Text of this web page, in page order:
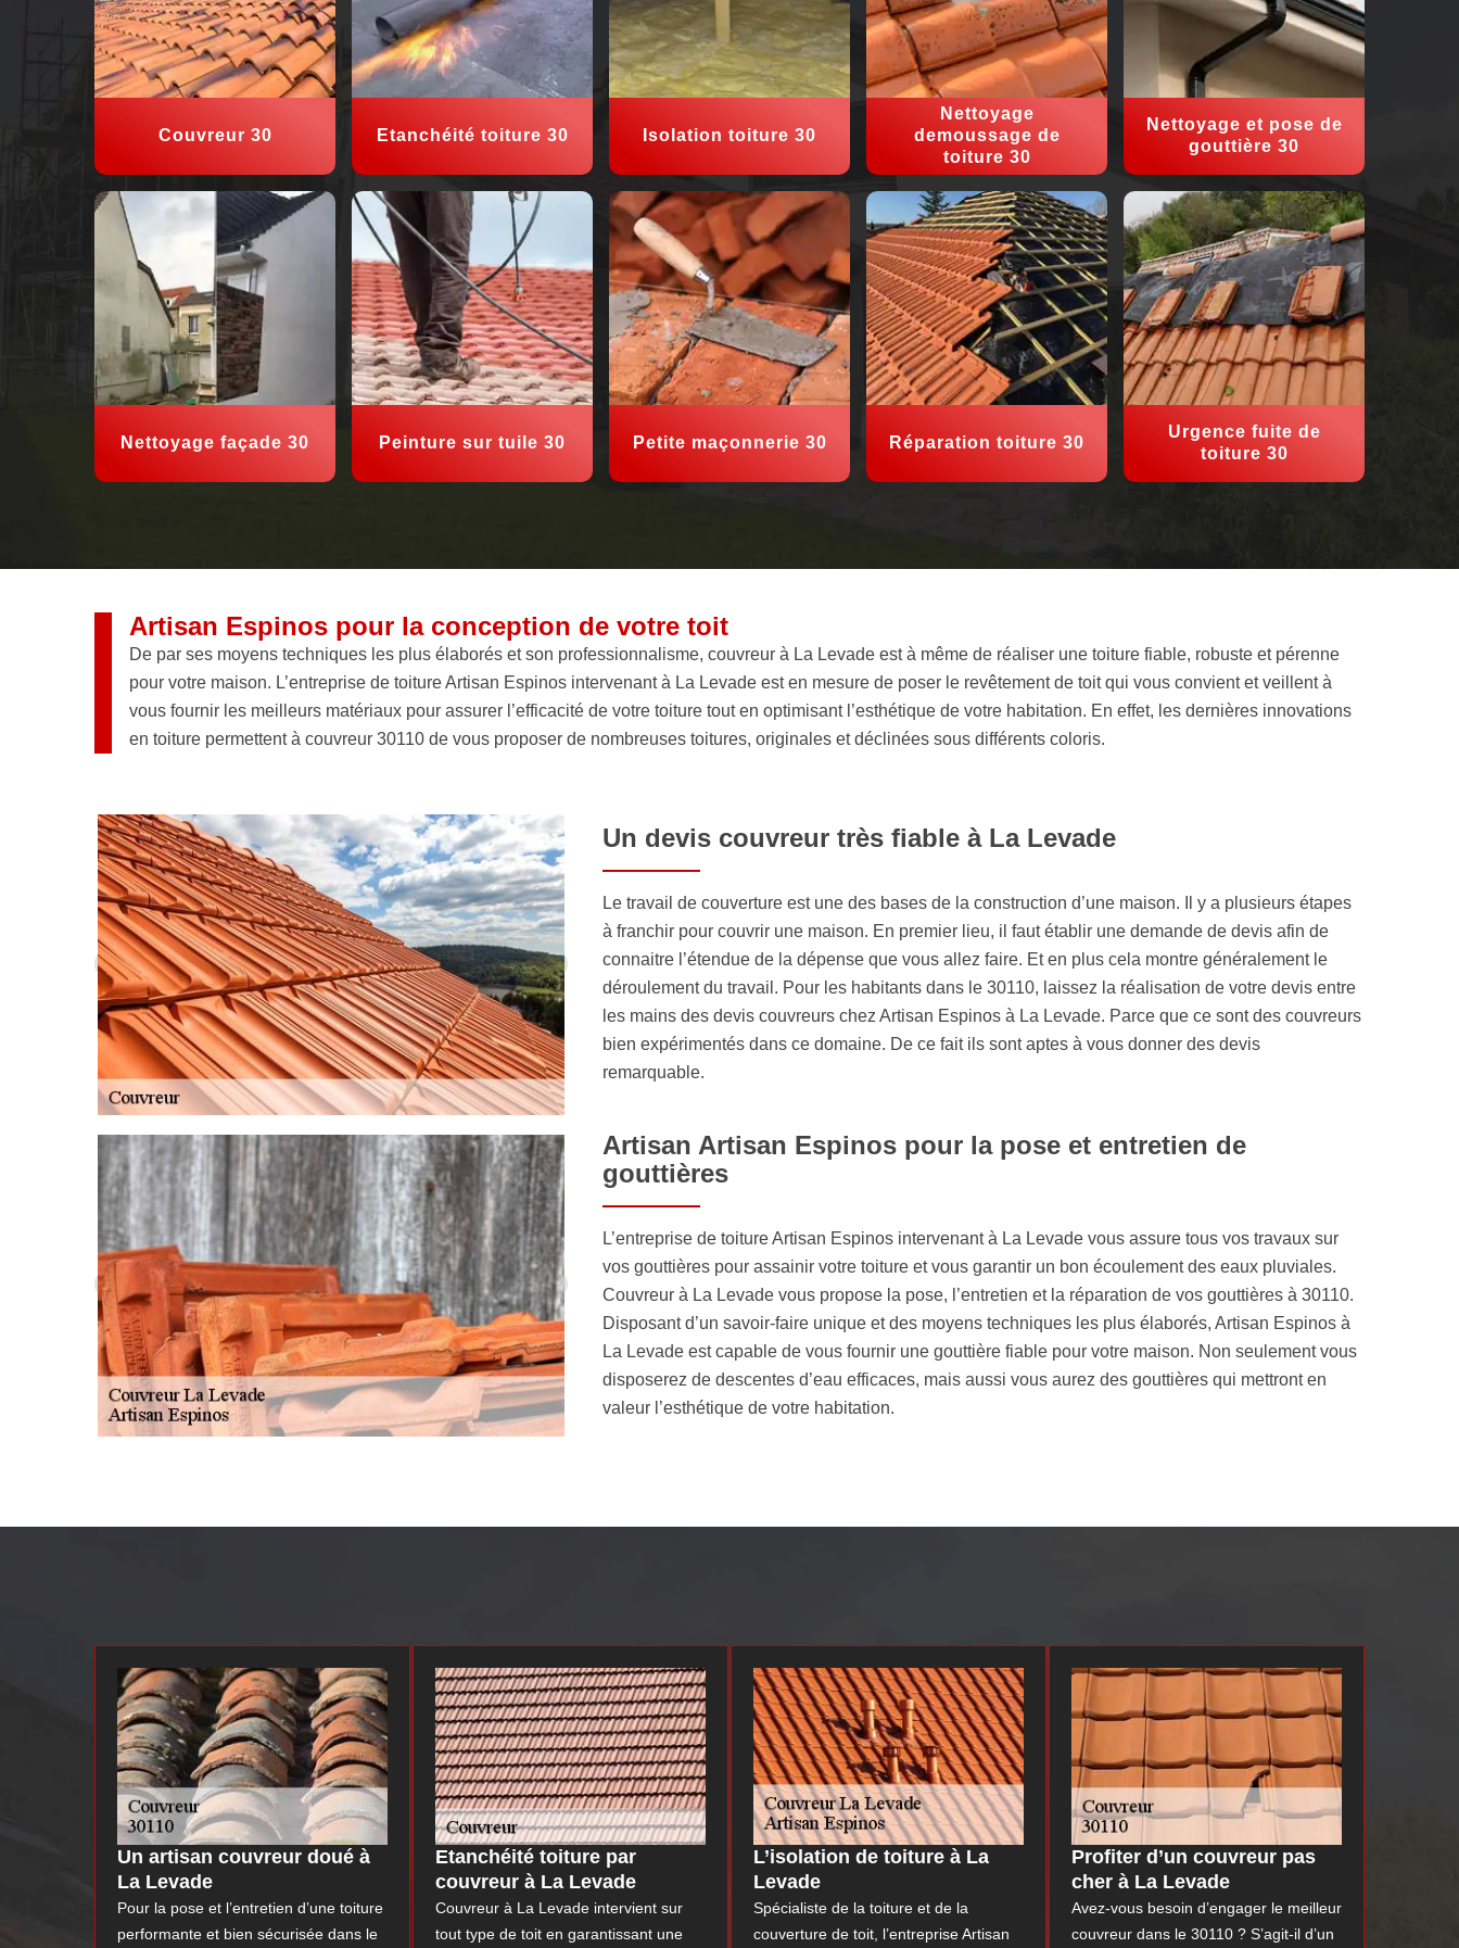
Couvreur 30 Etanchéité toiture 30 Isolation toiture 30
Nettoyage
demoussage de
toiture 30
Nettoyage et pose de
gouttière 30
Nettoyage façade 30 Peinture sur tuile 30 Petite maçonnerie 30 Réparation toiture 30
Urgence fuite de
toiture 30
Artisan Espinos pour la conception de votre toit
De par ses moyens techniques les plus élaborés et son professionnalisme, couvreur à La Levade est à même de réaliser une toiture fiable, robuste et pérenne
pour votre maison. L’entreprise de toiture Artisan Espinos intervenant à La Levade est en mesure de poser le revêtement de toit qui vous convient et veillent à
vous fournir les meilleurs matériaux pour assurer l’efficacité de votre toiture tout en optimisant l’esthétique de votre habitation. En effet, les dernières innovations
en toiture permettent à couvreur 30110 de vous proposer de nombreuses toitures, originales et déclinées sous différents coloris.
Un devis couvreur très fiable à La Levade
Le travail de couverture est une des bases de la construction d’une maison. Il y a plusieurs étapes
à franchir pour couvrir une maison. En premier lieu, il faut établir une demande de devis afin de
connaitre l’étendue de la dépense que vous allez faire. Et en plus cela montre généralement le
déroulement du travail. Pour les habitants dans le 30110, laissez la réalisation de votre devis entre
les mains des devis couvreurs chez Artisan Espinos à La Levade. Parce que ce sont des couvreurs
bien expérimentés dans ce domaine. De ce fait ils sont aptes à vous donner des devis
remarquable.
Artisan Artisan Espinos pour la pose et entretien de
gouttières
L’entreprise de toiture Artisan Espinos intervenant à La Levade vous assure tous vos travaux sur
vos gouttières pour assainir votre toiture et vous garantir un bon écoulement des eaux pluviales.
Couvreur à La Levade vous propose la pose, l’entretien et la réparation de vos gouttières à 30110.
Disposant d’un savoir-faire unique et des moyens techniques les plus élaborés, Artisan Espinos à
La Levade est capable de vous fournir une gouttière fiable pour votre maison. Non seulement vous
disposerez de descentes d’eau efficaces, mais aussi vous aurez des gouttières qui mettront en
valeur l’esthétique de votre habitation.
Un artisan couvreur doué à
La Levade
Pour la pose et l’entretien d’une toiture
performante et bien sécurisée dans le
Etanchéité toiture par
couvreur à La Levade
Couvreur à La Levade intervient sur
tout type de toit en garantissant une
L’isolation de toiture à La
Levade
Spécialiste de la toiture et de la
couverture de toit, l’entreprise Artisan
Profiter d’un couvreur pas
cher à La Levade
Avez-vous besoin d’engager le meilleur
couvreur dans le 30110 ? S’agit-il d’un